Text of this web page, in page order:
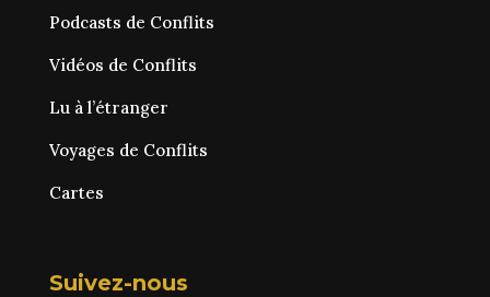
Podcasts de Conflits
Vidéos de Conflits
Lu à l’étranger
Voyages de Conflits
Cartes
Suivez-nous